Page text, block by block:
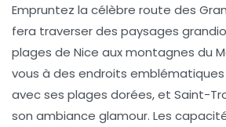
Empruntez la célèbre route des
fera traverser des paysages
plages de Nice aux montagnes du
vous à des endroits
avec ses plages dorées, et Saint-
son ambiance glamour. Les